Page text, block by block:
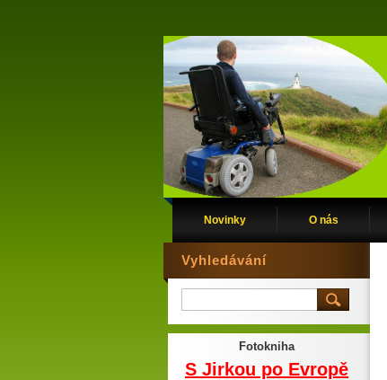
Novinky O nás
Vyhledávání
Fotokniha
S Jirkou po Evropě